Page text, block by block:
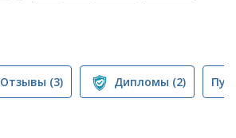
Отзывы (3) Дипломы (2)